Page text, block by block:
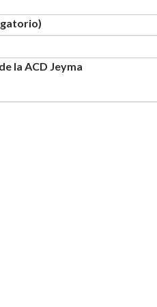
la ACD Jeyma